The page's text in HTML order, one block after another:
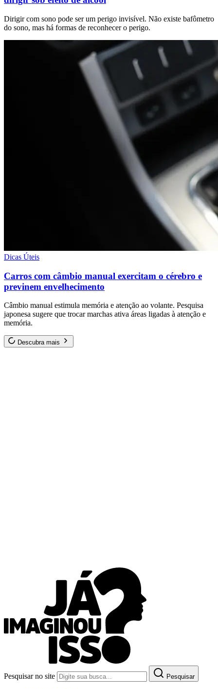
Dirigir com sono pode ser um perigo invisível. Não existe bafômetro
do sono, mas há formas de reconhecer o perigo.
Dicas Úteis
Carros com câmbio manual exercitam o cérebro e
previnem envelhecimento
Câmbio manual estimula memória e atenção ao volante. Pesquisa
japonesa sugere que trocar marchas ativa áreas ligadas à atenção e
memória.
Descubra mais
Pesquisar no site Pesquisar